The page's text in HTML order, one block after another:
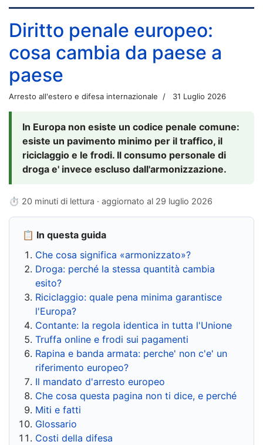
Diritto penale europeo:
cosa cambia da paese a
paese
Arresto all'estero e difesa internazionale 31 Luglio 2026
In Europa non esiste un codice penale comune:
esiste un pavimento minimo per il traffico, il
riciclaggio e le frodi. Il consumo personale di
droga e' invece escluso dall'armonizzazione.
⏱ 20 minuti di lettura · aggiornato al 29 luglio 2026
📋 In questa guida
Che cosa significa «armonizzato»?
Droga: perché la stessa quantità cambia
esito?
Riciclaggio: quale pena minima garantisce
l'Europa?
Contante: la regola identica in tutta l'Unione
Truffa online e frodi sui pagamenti
Rapina e banda armata: perche' non c'e' un
riferimento europeo?
Il mandato d'arresto europeo
Che cosa questa pagina non ti dice, e perché
Miti e fatti
Glossario
Costi della difesa